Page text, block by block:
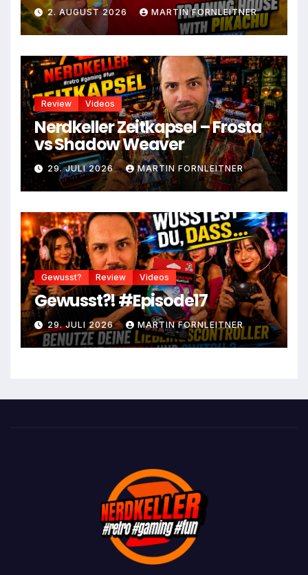
2. AUGUST 2026 MARTIN FORNLEITNER
Review Videos
Nerdkeller Zeitkapsel – Frosta
vs Shadow Weaver
29. JULI 2026 MARTIN FORNLEITNER
Gewusst? Review Videos
Gewusst?! #Episode17
29. JULI 2026 MARTIN FORNLEITNER